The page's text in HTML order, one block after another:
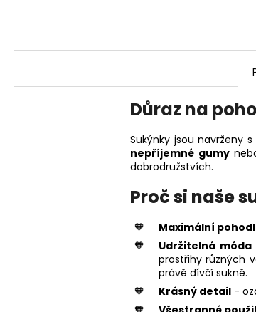
Důraz na
Sukýnky jsou navrženy
nepříjemné gumy
dobrodružstvích.
Proč si naše
Maximální
Udržitelná móda
prostřihy různých
právě dívčí sukně.
Krásný detail -